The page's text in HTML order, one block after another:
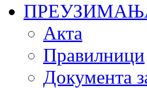
Акта
Правилници
Документа